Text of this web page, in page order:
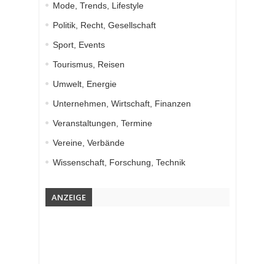
Mode, Trends, Lifestyle
Politik, Recht, Gesellschaft
Sport, Events
Tourismus, Reisen
Umwelt, Energie
Unternehmen, Wirtschaft, Finanzen
Veranstaltungen, Termine
Vereine, Verbände
Wissenschaft, Forschung, Technik
ANZEIGE